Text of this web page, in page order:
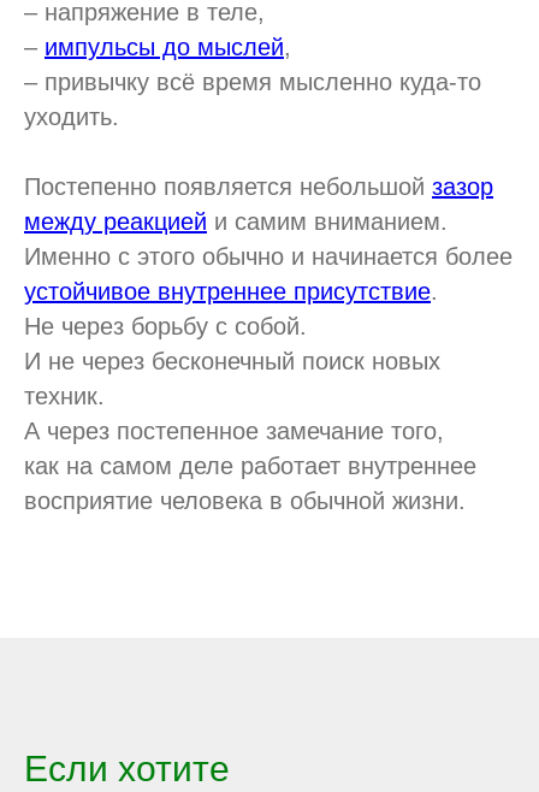
– напряжение в теле,
– импульсы до мыслей,
– привычку всё время мысленно куда-то
уходить.
Постепенно появляется небольшой зазор
между реакцией и самим вниманием.
Именно с этого обычно и начинается более
устойчивое внутреннее присутствие.
Не через борьбу с собой.
И не через бесконечный поиск новых
техник.
А через постепенное замечание того,
как на самом деле работает внутреннее
восприятие человека в обычной жизни.
Если хотите